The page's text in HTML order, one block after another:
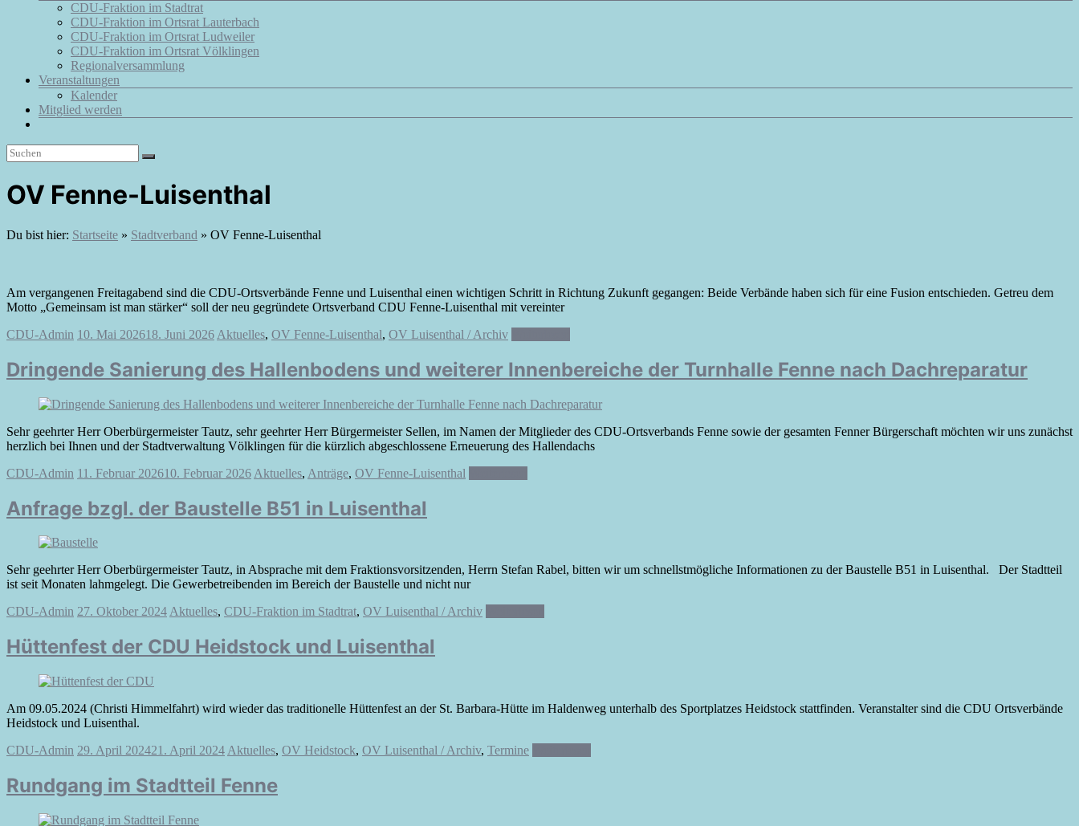
CDU-Fraktion im Stadtrat
CDU-Fraktion im Ortsrat Lauterbach
CDU-Fraktion im Ortsrat Ludweiler
CDU-Fraktion im Ortsrat Völklingen
Regionalversammlung
Veranstaltungen
Kalender
Mitglied werden
OV Fenne-Luisenthal
Du bist hier: Startseite » Stadtverband » OV Fenne-Luisenthal
Am vergangenen Freitagabend sind die CDU-Ortsverbände Fenne und Luisenthal einen wichtigen Schritt in Richtung Zukunft gegangen: Beide Verbände haben sich für eine Fusion entschieden. Getreu dem
Motto „Gemeinsam ist man stärker“ soll der neu gegründete Ortsverband CDU Fenne-Luisenthal mit vereinter
CDU-Admin 10. Mai 202618. Juni 2026 Aktuelles, OV Fenne-Luisenthal, OV Luisenthal / Archiv
Dringende Sanierung des Hallenbodens und weiterer Innenbereiche der Turnhalle Fenne nach Dachreparatur
Sehr geehrter Herr Oberbürgermeister Tautz, sehr geehrter Herr Bürgermeister Sellen, im Namen der Mitglieder des CDU-Ortsverbands Fenne sowie der gesamten Fenner Bürgerschaft möchten wir uns zunächst
herzlich bei Ihnen und der Stadtverwaltung Völklingen für die kürzlich abgeschlossene Erneuerung des Hallendachs
CDU-Admin 11. Februar 202610. Februar 2026 Aktuelles, Anträge, OV Fenne-Luisenthal
Anfrage bzgl. der Baustelle B51 in Luisenthal
Sehr geehrter Herr Oberbürgermeister Tautz, in Absprache mit dem Fraktionsvorsitzenden, Herrn Stefan Rabel, bitten wir um schnellstmögliche Informationen zu der Baustelle B51 in Luisenthal. Der Stadtteil
ist seit Monaten lahmgelegt. Die Gewerbetreibenden im Bereich der Baustelle und nicht nur
CDU-Admin 27. Oktober 2024Aktuelles, CDU-Fraktion im Stadtrat, OV Luisenthal / Archiv
Hüttenfest der CDU Heidstock und Luisenthal
Am 09.05.2024 (Christi Himmelfahrt) wird wieder das traditionelle Hüttenfest an der St. Barbara-Hütte im Haldenweg unterhalb des Sportplatzes Heidstock stattfinden. Veranstalter sind die CDU Ortsverbände
Heidstock und Luisenthal.
CDU-Admin 29. April 202421. April 2024 Aktuelles, OV Heidstock, OV Luisenthal / Archiv, Termine
Rundgang im Stadtteil Fenne